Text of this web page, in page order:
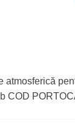
atmosferică
COD